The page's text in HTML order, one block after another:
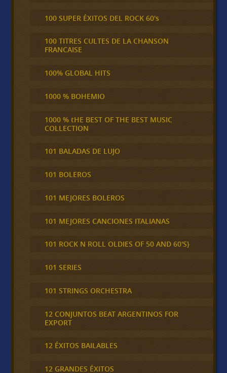
100 SUPER ÉXITOS DEL ROCK 60's
100 TITRES CULTES DE LA CHANSON
FRANCAISE
100% GLOBAL HITS
1000 % BOHEMIO
1000 % tHE BEST OF THE BEST MUSIC
COLLECTION
101 BALADAS DE LUJO
101 BOLEROS
101 MEJORES BOLEROS
101 MEJORES CANCIONES ITALIANAS
101 ROCK N ROLL OLDIES OF 50 AND 60'S}
101 SERIES
101 STRINGS ORCHESTRA
12 CONJUNTOS BEAT ARGENTINOS FOR
EXPORT
12 ÉXITOS BAILABLES
12 GRANDES ÉXITOS